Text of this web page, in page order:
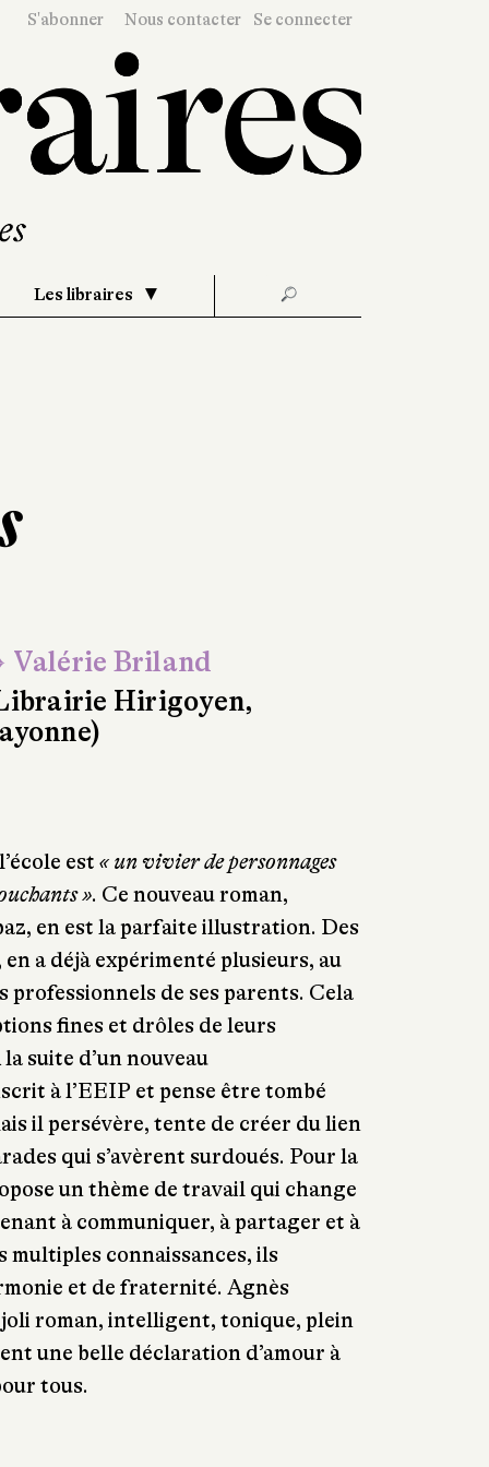
S'abonner Nous contacter Se connecter
Les libraires 🔎
Valérie Briland
Hirigoyen,
est « un vivier de personnages
». Ce nouveau roman,
en est la parfaite illustration. Des
a déjà expérimenté plusieurs, au
professionnels de ses parents. Cela
fines et drôles de leurs
suite d’un nouveau
à l’EEIP et pense être tombé
il persévère, tente de créer du lien
qui s’avèrent surdoués. Pour la
un thème de travail qui change
à communiquer, à partager et à
multiples connaissances, ils
et de fraternité. Agnès
roman, intelligent, tonique, plein
une belle déclaration d’amour à
tous.